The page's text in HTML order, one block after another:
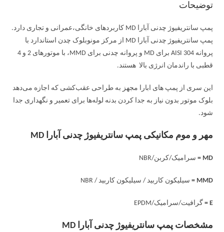
توضیحات
پمپ سانتریفیوژ چدنی آبارا MD کاربردهای خانگی،عمرانی و تجاری دارد.
پمپ سانتریفیوژ چدنی آبارا MD از مرکز مونوبلوک چدن استاندارد با
پروانه AISI 304 برای MD و پروانه چدنی برای MMD، با موتورهای 2 و 4
قطبی با راندمان انرژی بالا هستند.
این سری از پمپ های ابارا مجهز به طراحی عقب‌کشی که اجازه می‌دهد
بلوک موتور بدون نیاز به جدا کردن بدنه لوله‌ها برای تعمیر و نگهداری جدا
شود.
مهر و موم مکانیکی پمپ سانتریفیوژ چدنی آبارا MD
MD = سرامیک/کربن/NBR
MMD = سیلیکون کاربید / سیلیکون کاربید / NBR
E = گرافیت/سرامیک/EPDM
مشخصات پمپ سانتریفیوژ چدنی آبارا MD